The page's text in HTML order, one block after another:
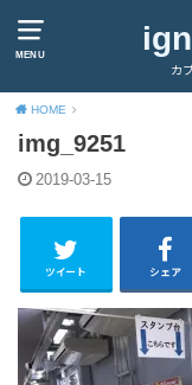
MENU
カ
HOME
img_9251
2019-03-15
ツイート シェア